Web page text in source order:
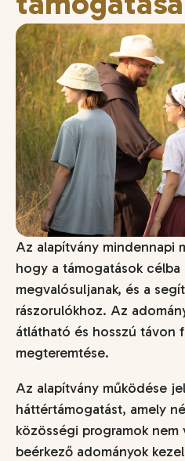
Az alapítvány mindennapi
hogy a támogatások
megvalósuljanak, és a
rászorulókhoz. Az
átlátható és hosszú távon
megteremtése.
Az alapítvány működése
háttértámogatást, amely
közösségi programok
beérkező adományok